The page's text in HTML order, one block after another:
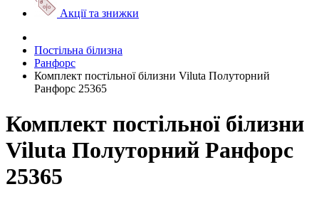
Акції та знижки
Постільна білизна
Ранфорс
Комплект постільної білизни Viluta Полуторний
Ранфорс 25365
Комплект постільної білизни
Viluta Полуторний Ранфорс
25365